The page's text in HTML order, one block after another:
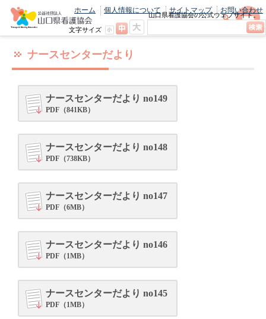
山口県看護協会の公式ウェブサイト。
最新のニュースやお知らせをいち早くお
ホーム 個人情報について サイトマップ お問い合わせ
文字サイズ
ナースセンターだより
ナースセンターだより no149
PDF（841KB）
ナースセンターだより no148
PDF（738KB）
ナースセンターだより no147
PDF（6MB）
ナースセンターだより no146
PDF（1MB）
ナースセンターだより no145
PDF（1MB）